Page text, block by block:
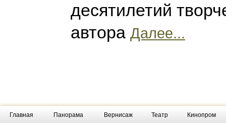
десятилетий
автора Далее...
Главная Панорама Вернисаж Театр Кинопром